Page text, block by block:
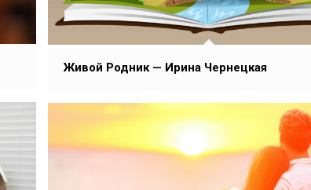
Живой Родник — Ирина Чернецкая